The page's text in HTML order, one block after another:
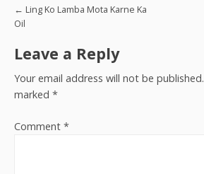
Post navigation
← Ling Ko Lamba Mota Karne Ka
Oil
Leave a Reply
Your email address will not be published.
marked *
Comment *